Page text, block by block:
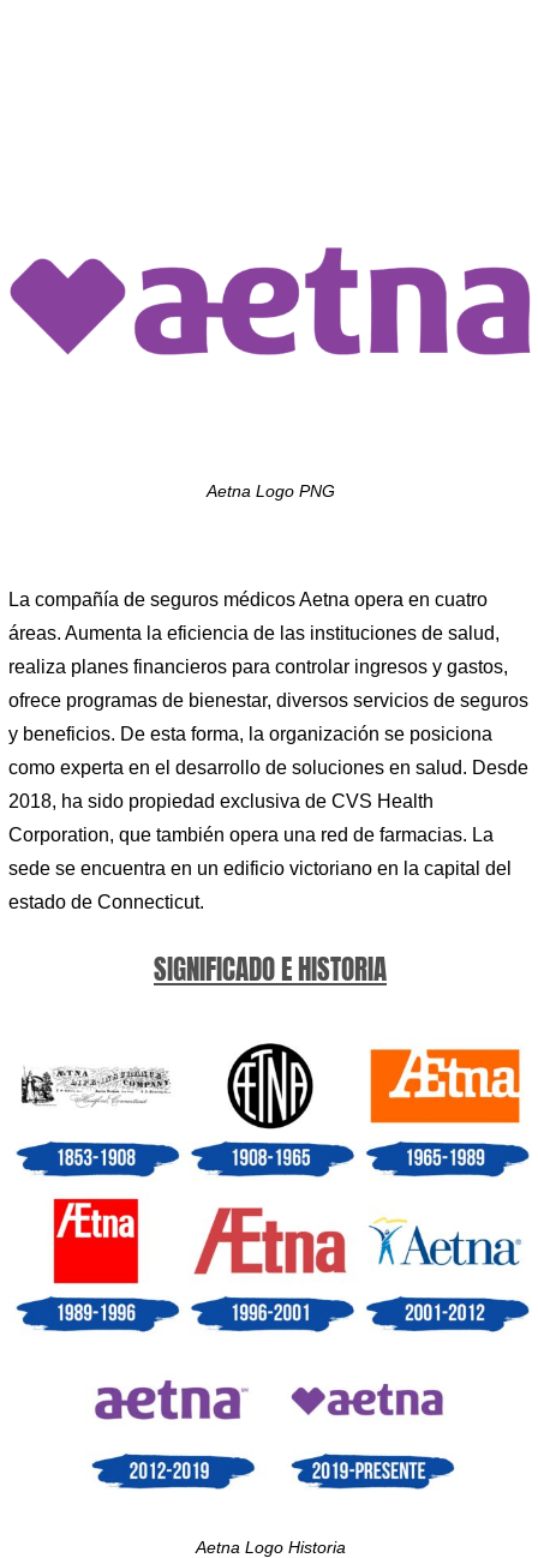
Aetna Logo PNG
La compañía de seguros médicos Aetna opera en cuatro
áreas. Aumenta la eficiencia de las instituciones de salud,
realiza planes financieros para controlar ingresos y gastos,
ofrece programas de bienestar, diversos servicios de seguros
y beneficios. De esta forma, la organización se posiciona
como experta en el desarrollo de soluciones en salud. Desde
2018, ha sido propiedad exclusiva de CVS Health
Corporation, que también opera una red de farmacias. La
sede se encuentra en un edificio victoriano en la capital del
estado de Connecticut.
SIGNIFICADO E HISTORIA
Aetna Logo Historia